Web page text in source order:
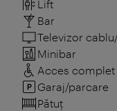
Lift
Bar
Televizor
Minibar
Acces
Garaj/parcare
Pătuţ